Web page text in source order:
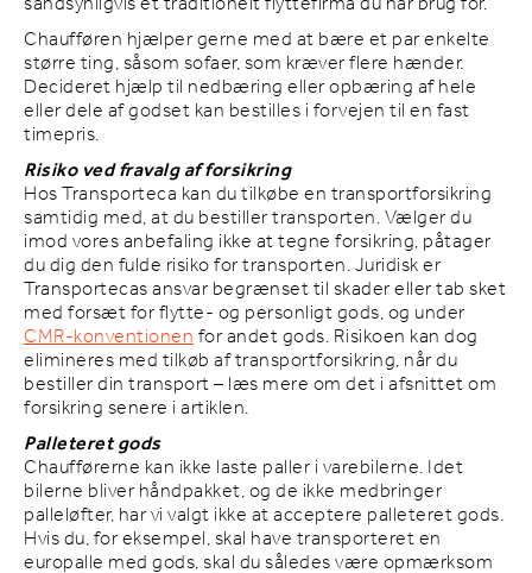
Chaufføren hjælper gerne med at bære et par enkelte
større ting, såsom sofaer, som kræver flere hænder.
Decideret hjælp til nedbæring eller opbæring af hele
eller dele af godset kan bestilles i forvejen til en fast
timepris.
Risiko ved fravalg af forsikring
Hos Transporteca kan du tilkøbe en transportforsikring
samtidig med, at du bestiller transporten. Vælger du
imod vores anbefaling ikke at tegne forsikring, påtager
du dig den fulde risiko for transporten. Juridisk er
Transportecas ansvar begrænset til skader eller tab sket
med forsæt for flytte- og personligt gods, og under
CMR-konventionenfor andet gods. Risikoen kan dog
elimineres med tilkøb af transportforsikring, når du
bestiller din transport – læs mere om det i afsnittet om
forsikring senere i artiklen.
Palleteret gods
Chaufførerne kan ikke laste paller i varebilerne. Idet
bilerne bliver håndpakket, og de ikke medbringer
palleløfter, har vi valgt ikke at acceptere palleteret gods.
Hvis du, for eksempel, skal have transporteret en
europalle med gods, skal du således være opmærksom